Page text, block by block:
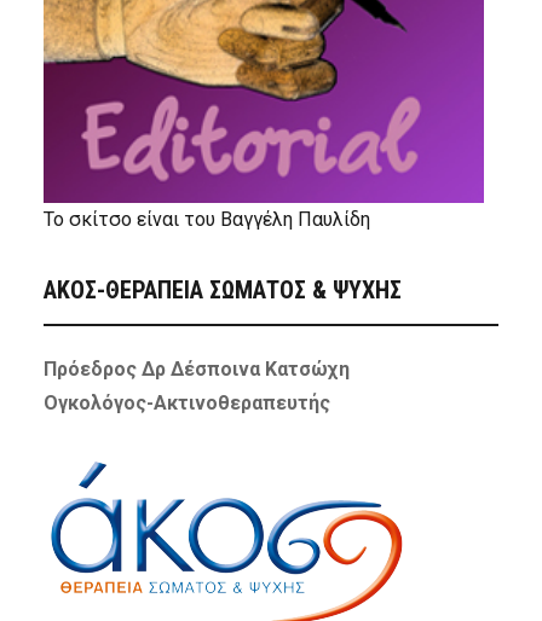
Το σκίτσο είναι του Βαγγέλη Παυλίδη
ΑΚΟΣ-ΘΕΡΑΠΕΙΑ ΣΩΜΑΤΟΣ & ΨΥΧΗΣ
Πρόεδρος Δρ Δέσποινα Κατσώχη
Ογκολόγος-Ακτινοθεραπευτής